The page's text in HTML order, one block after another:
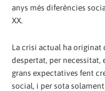
anys més diferències
XX.
La crisi actual ha originat
despertat, per necessitat,
grans expectatives fent
social, i per sota